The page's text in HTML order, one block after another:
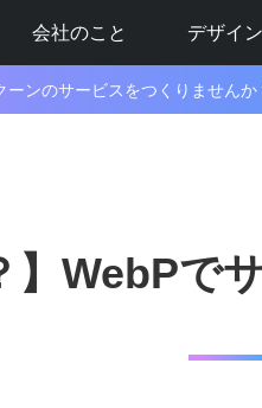
会社のこと デザイン
ーンのサービスをつくりませんか
】WebPで